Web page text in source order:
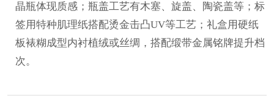
晶瓶体现质感；瓶盖工艺有木塞、旋盖、陶瓷盖等；标
签用特种肌理纸搭配烫金击凸UV等工艺；礼盒用硬纸
板裱糊成型内衬植绒或丝绸，搭配缎带金属铭牌提升档
次。